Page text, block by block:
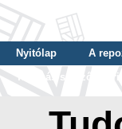
Nyitólap A
Tallózás szerző